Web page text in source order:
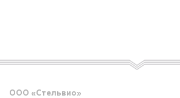
ООО «Стельвио»